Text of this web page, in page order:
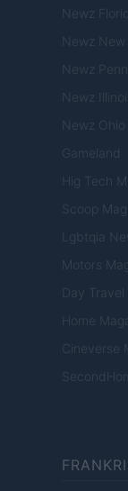
Newz
Newz New
Newz
Newz
Newz Ohio
Gameland
Hig Tech
Scoop Mag
Lgbtqia
Motors
Day
Home
Cineverse